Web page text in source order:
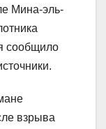
Мина-эль-
сообщило
взрыва